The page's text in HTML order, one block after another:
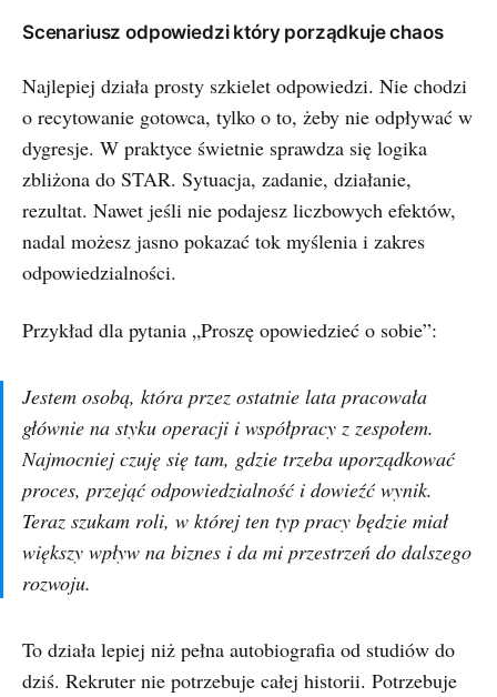
Scenariusz odpowiedzi który porządkuje chaos
Najlepiej działa prosty szkielet odpowiedzi. Nie chodzi
o recytowanie gotowca, tylko o to, żeby nie odpływać w
dygresje. W praktyce świetnie sprawdza się logika
zbliżona do STAR. Sytuacja, zadanie, działanie,
rezultat. Nawet jeśli nie podajesz liczbowych efektów,
nadal możesz jasno pokazać tok myślenia i zakres
odpowiedzialności.
Przykład dla pytania „Proszę opowiedzieć o sobie”:
Jestem osobą, która przez ostatnie lata pracowała
głównie na styku operacji i współpracy z zespołem.
Najmocniej czuję się tam, gdzie trzeba uporządkować
proces, przejąć odpowiedzialność i dowieźć wynik.
Teraz szukam roli, w której ten typ pracy będzie miał
większy wpływ na biznes i da mi przestrzeń do dalszego
rozwoju.
To działa lepiej niż pełna autobiografia od studiów do
dziś. Rekruter nie potrzebuje całej historii. Potrzebuje